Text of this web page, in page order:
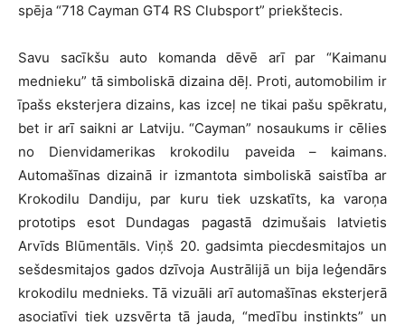
spēja “718 Cayman GT4 RS Clubsport” priekštecis.
Savu sacīkšu auto komanda dēvē arī par “Kaimanu
mednieku” tā simboliskā dizaina dēļ. Proti, automobilim ir
īpašs eksterjera dizains, kas izceļ ne tikai pašu spēkratu,
bet ir arī saikni ar Latviju. “Cayman” nosaukums ir cēlies
no Dienvidamerikas krokodilu paveida – kaimans.
Automašīnas dizainā ir izmantota simboliskā saistība ar
Krokodilu Dandiju, par kuru tiek uzskatīts, ka varoņa
prototips esot Dundagas pagastā dzimušais latvietis
Arvīds Blūmentāls. Viņš 20. gadsimta piecdesmitajos un
sešdesmitajos gados dzīvoja Austrālijā un bija leģendārs
krokodilu mednieks. Tā vizuāli arī automašīnas eksterjerā
asociatīvi tiek uzsvērta tā jauda, “medību instinkts” un